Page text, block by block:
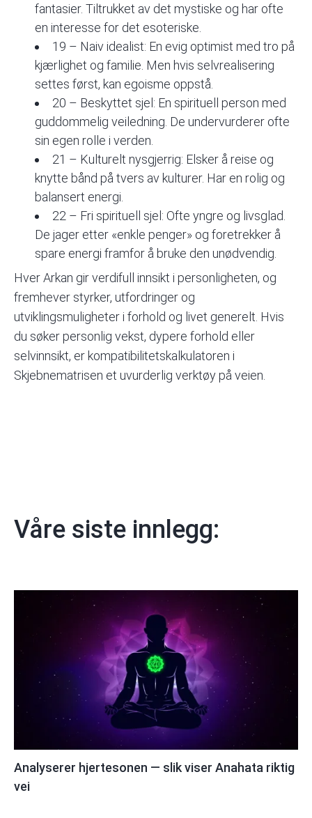
fantasier. Tiltrukket av det mystiske og har ofte
en interesse for det esoteriske.
19 – Naiv idealist: En evig optimist med tro på
kjærlighet og familie. Men hvis selvrealisering
settes først, kan egoisme oppstå.
20 – Beskyttet sjel: En spirituell person med
guddommelig veiledning. De undervurderer ofte
sin egen rolle i verden.
21 – Kulturelt nysgjerrig: Elsker å reise og
knytte bånd på tvers av kulturer. Har en rolig og
balansert energi.
22 – Fri spirituell sjel : Ofte yngre og livsglad.
De jager etter «enkle penger» og foretrekker å
spare energi framfor å bruke den unødvendig.
Hver Arkan gir verdifull innsikt i personligheten, og
fremhever styrker, utfordringer og
utviklingsmuligheter i forhold og livet generelt. Hvis
du søker personlig vekst, dypere forhold eller
selvinnsikt, er kompatibilitetskalkulatoren i
Skjebnematrisen et uvurderlig verktøy på veien.
Våre siste innlegg:
Analyserer hjertesonen — slik viser Anahata riktig
vei